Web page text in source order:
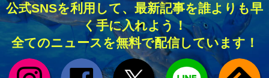
公式SNSを利用して、最新記事を誰よりも早
く手に入れよう！
全てのニュースを無料で配信しています！